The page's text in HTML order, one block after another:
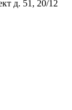
д. 51, 20/12